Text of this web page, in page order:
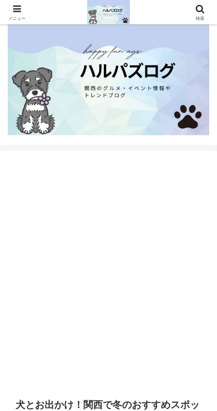
関西のグルメ・イベント情報やトレンドブログ
犬とお出かけ！関西で冬のおすすめスポッ
メニュー 検索